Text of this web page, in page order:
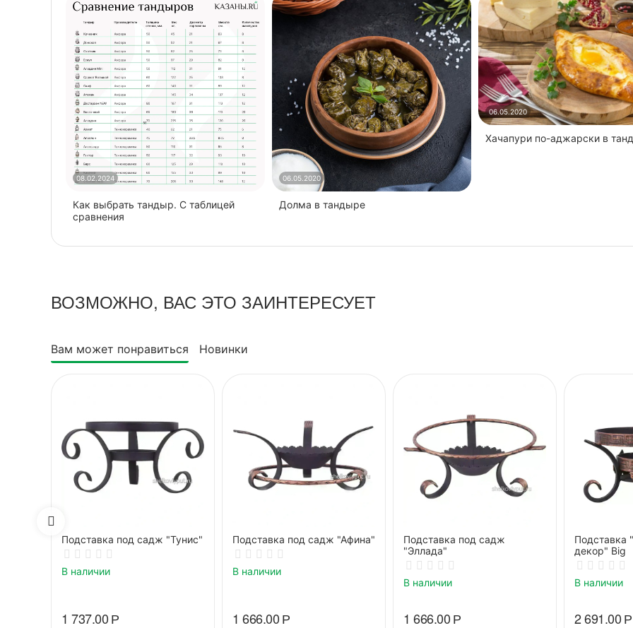
08.02.2024
Как выбрать тандыр. С таблицей
сравнения
06.05.2020
​Долма в тандыре
06.05.2020
Хачапури по-аджарски в
ВОЗМОЖНО, ВАС ЭТО ЗАИНТЕРЕСУЕТ
Вам может понравиться Новинки
Подставка под садж "Тунис"
В наличии
1 737.00Р
Подставка под садж "Афина"
В наличии
1 666.00Р
Подставка под садж
"Эллада"
В наличии
1 666.00Р
Подставка
декор" Big
В наличии
2 691.00Р